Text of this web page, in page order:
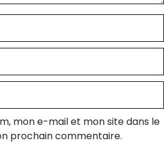
mon e-mail et mon site dans le
prochain commentaire.